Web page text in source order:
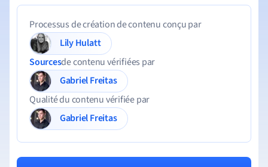
Processus de création de contenu conçu par
Lily Hulatt
Sourcesde contenu vérifiées par
Gabriel Freitas
Qualité du contenu vérifiée par
Gabriel Freitas